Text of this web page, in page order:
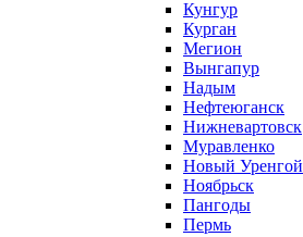
Кунгур
Курган
Мегион
Вынгапур
Надым
Нефтеюганск
Нижневартовск
Муравленко
Новый Уренгой
Ноябрьск
Пангоды
Пермь